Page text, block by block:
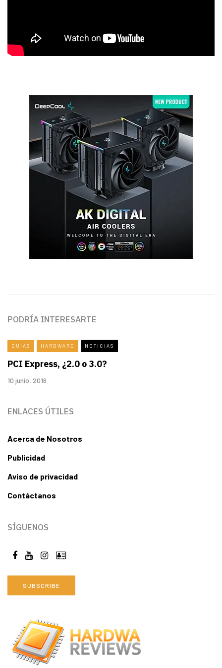
PODRÍA INTERESARTE
GUÍAS HARDWARE NOTICIAS
PCI Express, ¿2.0 o 3.0?
10 junio, 2016
ENLACES ÚTILES
Acerca de Nosotros
Publicidad
Aviso de privacidad
Contáctanos
SÍGUENOS
SUBSCRIBE